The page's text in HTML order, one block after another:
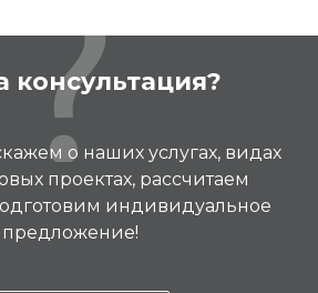
консультация?
о наших услугах, видах
проектах, рассчитаем
индивидуальное
предложение!